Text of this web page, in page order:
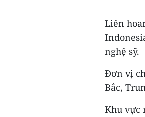
Liên
nghệ sỹ.
Đơn vị
Bắc,
Khu vực